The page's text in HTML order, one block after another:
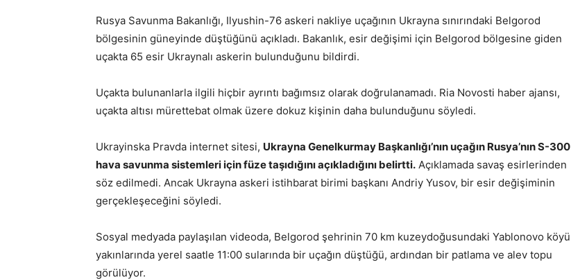
Rusya Savunma Bakanlığı, Ilyushin-76 askeri nakliye uçağının Ukrayna sınırındaki Belgorod
bölgesinin güneyinde düştüğünü açıkladı. Bakanlık, esir değişimi için Belgorod bölgesine giden
uçakta 65 esir Ukraynalı askerin bulunduğunu bildirdi.
Uçakta bulunanlarla ilgili hiçbir ayrıntı bağımsız olarak doğrulanamadı. Ria Novosti haber ajansı,
uçakta altısı mürettebat olmak üzere dokuz kişinin daha bulunduğunu söyledi.
Ukrayinska Pravda internet sitesi, Ukrayna Genelkurmay Başkanlığı’nın uçağın Rusya’nın S-300
hava savunma sistemleri için füze taşıdığını açıkladığını belirtti. Açıklamada savaş esirlerinden
söz edilmedi. Ancak Ukrayna askeri istihbarat birimi başkanı Andriy Yusov, bir esir değişiminin
gerçekleşeceğini söyledi.
Sosyal medyada paylaşılan videoda, Belgorod şehrinin 70 km kuzeydoğusundaki Yablonovo köyü
yakınlarında yerel saatle 11:00 sularında bir uçağın düştüğü, ardından bir patlama ve alev topu
görülüyor.